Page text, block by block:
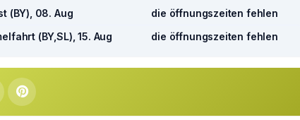
(BY), 08. Aug
die öffnungszeiten fehlen
(BY,SL), 15. Aug
die öffnungszeiten fehlen